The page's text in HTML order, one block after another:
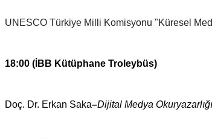
UNESCO Türkiye Milli Komisyonu "Küresel
18:00 ( İBB Kütüphane Troleybüs)
Doç. Dr. Erkan Saka–Dijital Medya Okuryazarlığı